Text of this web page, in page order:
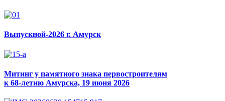
Выпускной-2026 г. Амурск
Митинг у памятного знака первостроителям
к 68-летию Амурска, 19 июня 2026